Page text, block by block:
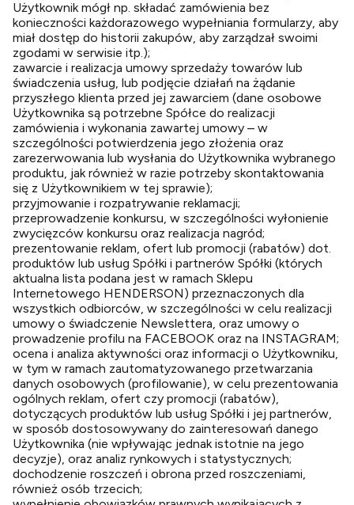
Użytkownik mógł np. składać zamówienia bez
konieczności każdorazowego wypełniania formularzy, aby
miał dostęp do historii zakupów, aby zarządzał swoimi
zgodami w serwisie itp.);
zawarcie i realizacja umowy sprzedaży towarów lub
świadczenia usług, lub podjęcie działań na żądanie
przyszłego klienta przed jej zawarciem (dane osobowe
Użytkownika są potrzebne Spółce do realizacji
zamówienia i wykonania zawartej umowy – w
szczególności potwierdzenia jego złożenia oraz
zarezerwowania lub wysłania do Użytkownika wybranego
produktu, jak również w razie potrzeby skontaktowania
się z Użytkownikiem w tej sprawie);
przyjmowanie i rozpatrywanie reklamacji;
przeprowadzenie konkursu, w szczególności wyłonienie
zwycięzców konkursu oraz realizacja nagród;
prezentowanie reklam, ofert lub promocji (rabatów) dot.
produktów lub usług Spółki i partnerów Spółki (których
aktualna lista podana jest w ramach Sklepu
Internetowego HENDERSON) przeznaczonych dla
wszystkich odbiorców, w szczególności w celu realizacji
umowy o świadczenie Newslettera, oraz umowy o
prowadzenie profilu na FACEBOOK oraz na INSTAGRAM;
ocena i analiza aktywności oraz informacji o Użytkowniku,
w tym w ramach zautomatyzowanego przetwarzania
danych osobowych (profilowanie), w celu prezentowania
ogólnych reklam, ofert czy promocji (rabatów),
dotyczących produktów lub usług Spółki i jej partnerów,
w sposób dostosowywany do zainteresowań danego
Użytkownika (nie wpływając jednak istotnie na jego
decyzje), oraz analiz rynkowych i statystycznych;
dochodzenie roszczeń i obrona przed roszczeniami,
również osób trzecich;